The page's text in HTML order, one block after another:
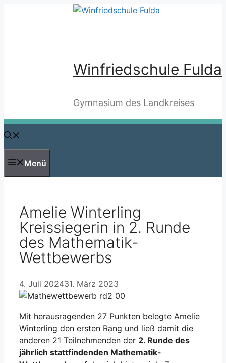
Winfriedschule Fulda
Gymnasium des Landkreises
Menü
Amelie Winterling
Kreissiegerin in 2. Runde
des Mathematik-
Wettbewerbs
4. Juli 202431. März 2023
Mit herausragenden 27 Punkten belegte Amelie
Winterling den ersten Rang und ließ damit die
anderen 21 Teilnehmenden der 2. Runde des
jährlich stattfindenden Mathematik-